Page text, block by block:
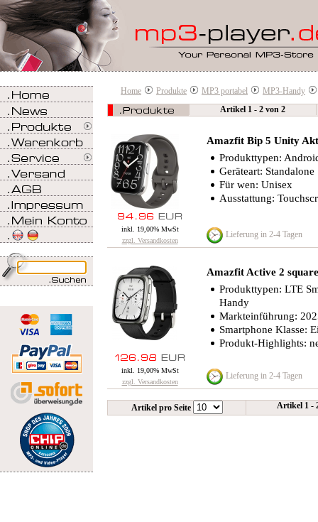
Home Produkte MP3 portabel
MP3-Handy
Artikel 1 - 2 von 2
Amazfit Bip 5 Unity
Produkttypen:
Geräteart: Standalone
Für wen: Unisex
Ausstattung:
inkl. 19,00% MwSt
zzgl. Versandkosten
Lieferung in 2-4 Tagen
Amazfit Active 2
Produkttypen: LTE
Handy
Markteinführung:
Smartphone Klasse:
Produkt-Highlights:
inkl. 19,00% MwSt
zzgl. Versandkosten
Lieferung in 2-4 Tagen
Artikel pro Seite Artikel 1 -